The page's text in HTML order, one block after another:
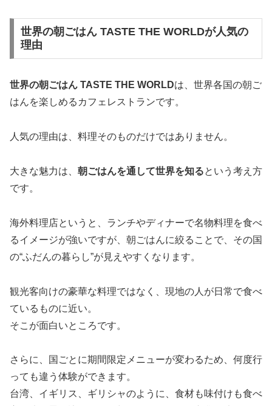
世界の朝ごはん TASTE THE WORLDが人気の
理由
世界の朝ごはん TASTE THE WORLDは、世界各国の朝ご
はんを楽しめるカフェレストランです。
人気の理由は、料理そのものだけではありません。
大きな魅力は、 朝ごはんを通して世界を知るという考え方
です。
海外料理店というと、ランチやディナーで名物料理を食べ
るイメージが強いですが、朝ごはんに絞ることで、その国
の“ふだんの暮らし”が見えやすくなります。
観光客向けの豪華な料理ではなく、現地の人が日常で食べ
ているものに近い。
そこが面白いところです。
さらに、国ごとに期間限定メニューが変わるため、何度行
っても違う体験ができます。
台湾、イギリス、ギリシャのように、食材も味付けも食べ